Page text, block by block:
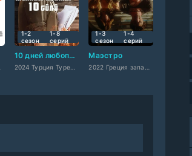
10 дней любопытного человека
1-2
сезон
1-8
cерий
Маэстро
1-3
сезон
1-4
cерий